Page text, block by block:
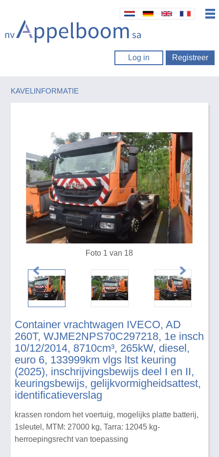
Log in Registreer
KAVELINFORMATIE
Container vrachtwagen IVECO, AD
260T, WJME2NPS70C297218, 1e insch
10/12/2014, 8710cm³, 265kW, diesel,
euro 6, 133999km vlgs ltst keuring
(2025), inschrijvingsbewijs deel I en II,
keuringsbewijs, gelijkvormigheidsattest,
identificatieverslag
krassen rondom het voertuig, mogelijks platte batterij,
1sleutel, MTM: 27000 kg, Tarra: 12045 kg-
herroepingsrecht van toepassing
Foto 1 van 18